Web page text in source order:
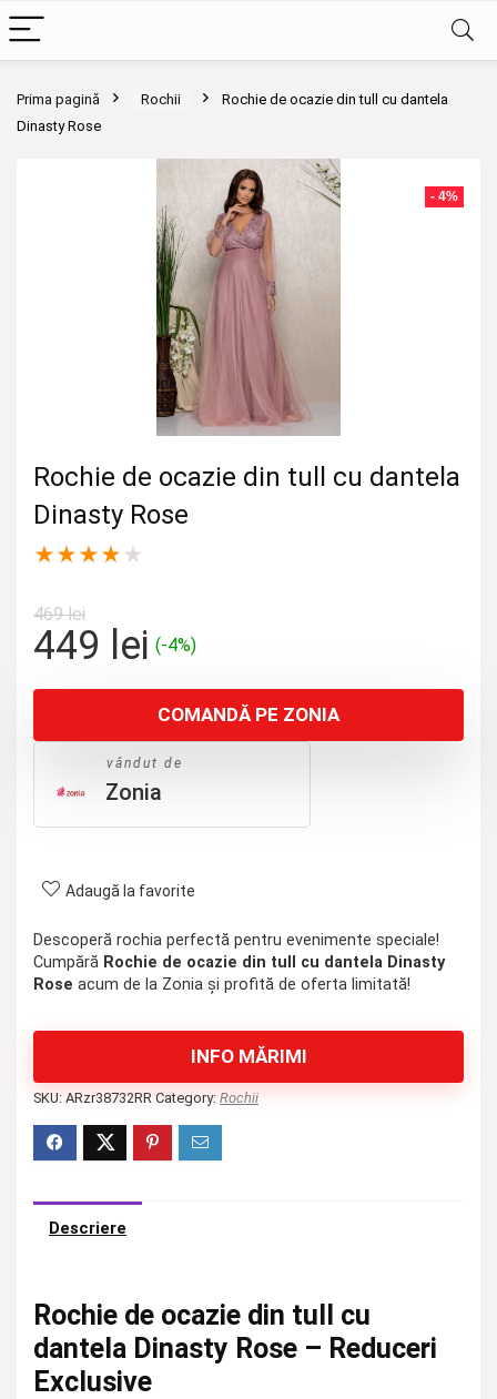
Prima pagină Rochii
Rochie de ocazie din tull cu dantela
Dinasty Rose
- 4%
Rochie de ocazie din tull cu dantela
Dinasty Rose
★★★★ ★
469lei
Prețul
a
fost:
469 lei.
449 leiPrețul
este:
449 lei.
(-4%)
COMANDĂ PE ZONIA
vândut de
Zonia
Adaugă la favorite
Descoperă rochia perfectă pentru evenimente speciale!
Cumpără Rochie de ocazie din tull cu dantela Dinasty
Rose acum de la Zonia și profită de oferta limitată!
INFO MĂRIMI
SKU: ARzr38732RR Category: Rochii
Descriere
Rochie de ocazie din tull cu
dantela Dinasty Rose – Reduceri
Exclusive